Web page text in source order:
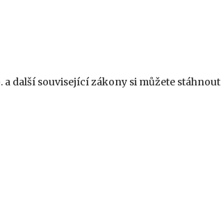
a další související zákony si můžete stáhnout